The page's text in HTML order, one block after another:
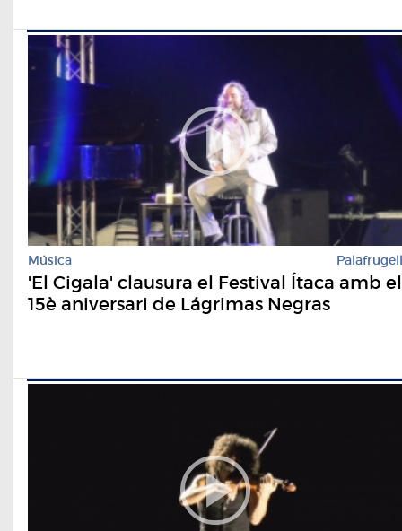
Música Palafrugell
'El Cigala' clausura el Festival Ítaca amb el
15è aniversari de Lágrimas Negras